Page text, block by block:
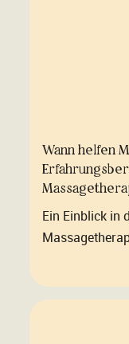
Wann helfen
Ein Einblick in